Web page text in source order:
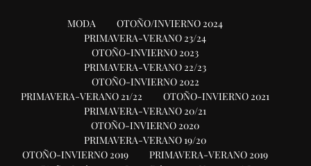
MODA
OTOÑO/INVIERNO 2024
PRIMAVERA-VERANO 23/24
OTOÑO-INVIERNO 2023
PRIMAVERA-VERANO 22/23
OTOÑO-INVIERNO 2022
PRIMAVERA-VERANO 21/22
OTOÑO-INVIERNO 2021
PRIMAVERA-VERANO 20/21
OTOÑO-INVIERNO 2020
PRIMAVERA-VERANO 19/20
OTOÑO-INVIERNO 2019
PRIMAVERA-VERANO 2019